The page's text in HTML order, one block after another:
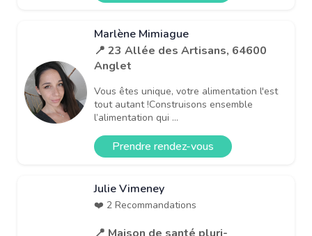
Marlène Mimiague
📍 23 Allée des Artisans, 64600
Anglet
Vous êtes unique, votre alimentation l'est
tout autant !Construisons ensemble
l’alimentation qui ...
Prendre rendez-vous
Julie Vimeney
❤️ 2 Recommandations